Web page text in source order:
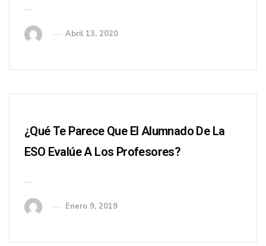
…
Abril 13, 2020
¿Qué Te Parece Que El Alumnado De La
ESO Evalúe A Los Profesores?
…
Enero 9, 2019